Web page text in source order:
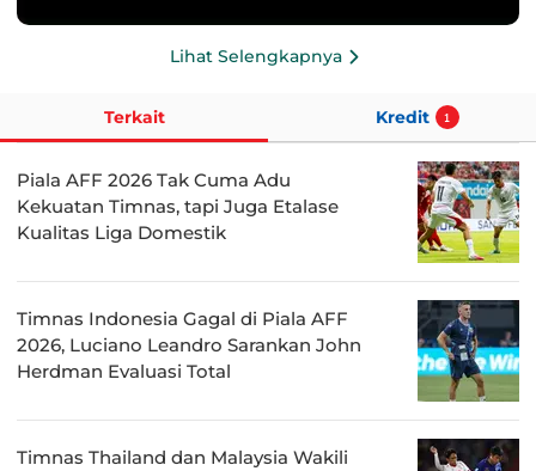
Lihat Selengkapnya
Terkait Kredit 1
Piala AFF 2026 Tak Cuma Adu
Kekuatan Timnas, tapi Juga Etalase
Kualitas Liga Domestik
Timnas Indonesia Gagal di Piala AFF
2026, Luciano Leandro Sarankan John
Herdman Evaluasi Total
Timnas Thailand dan Malaysia Wakili